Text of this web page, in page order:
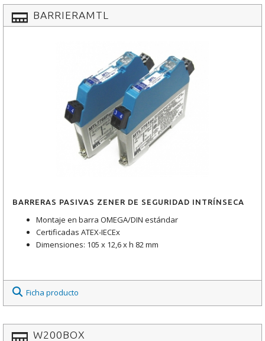
BARRIERAMTL
BARRERAS PASIVAS ZENER DE SEGURIDAD INTRÍNSECA
Montaje en barra OMEGA/DIN estándar
Certificadas ATEX-IECEx
Dimensiones: 105 x 12,6 x h 82 mm
Ficha producto
W200BOX